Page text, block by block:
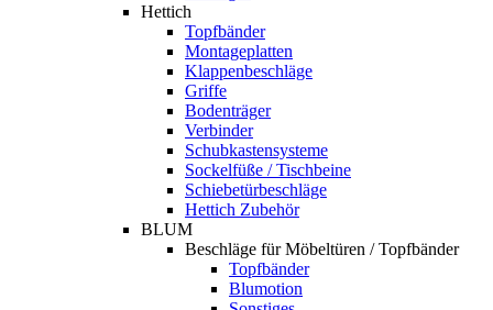
Hettich
Topfbänder
Montageplatten
Klappenbeschläge
Griffe
Bodenträger
Verbinder
Schubkastensysteme
Sockelfüße / Tischbeine
Schiebetürbeschläge
Hettich Zubehör
BLUM
Beschläge für Möbeltüren / Topfbänder
Topfbänder
Blumotion